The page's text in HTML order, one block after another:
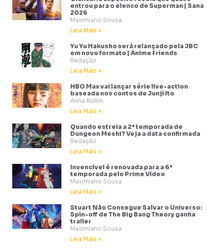
entrou para o elenco de Superman | Sana
2026
Maximiano Sousa
Leia Mais »
Yu Yu Hakusho será relançado pela JBC
em novo formato | Anime Friends
Redação
Leia Mais »
HBO Max vai lançar série live-action
baseada nos contos de Junji Ito
Anna Rolim
Leia Mais »
Quando estreia a 2ª temporada de
Dungeon Meshi? Veja a data confirmada
Redação
Leia Mais »
Invencível é renovada para a 6ª
temporada pelo Prime Video
Maximiano Sousa
Leia Mais »
Stuart Não Consegue Salvar o Universo:
Spin-off de The Big Bang Theory ganha
trailer
Maximiano Sousa
Leia Mais »